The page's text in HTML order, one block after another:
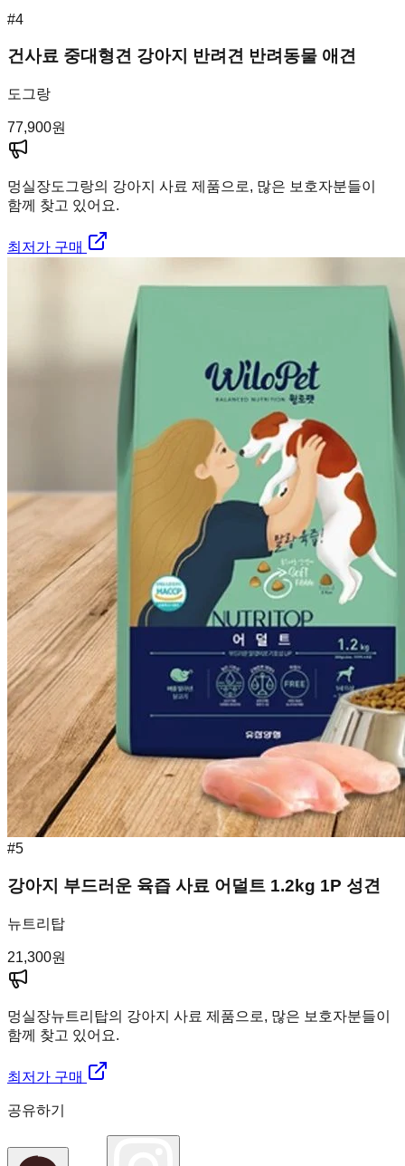
#4
건사료 중대형견 강아지 반려견 반려동물 애견
도그랑
77,900원
멍실장도그랑의 강아지 사료 제품으로, 많은 보호자분들이
함께 찾고 있어요.
최저가 구매
#5
강아지 부드러운 육즙 사료 어덜트 1.2kg 1P 성견
뉴트리탑
21,300원
멍실장뉴트리탑의 강아지 사료 제품으로, 많은 보호자분들이
함께 찾고 있어요.
최저가 구매
공유하기